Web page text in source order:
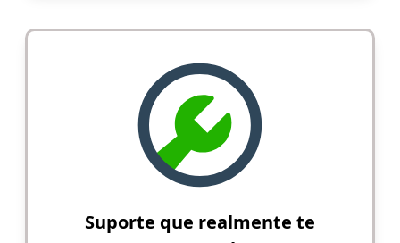
Suporte que realmente te